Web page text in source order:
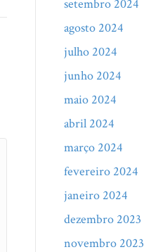
setembro 2024
agosto 2024
julho 2024
junho 2024
maio 2024
abril 2024
março 2024
fevereiro 2024
janeiro 2024
dezembro 2023
novembro 2023